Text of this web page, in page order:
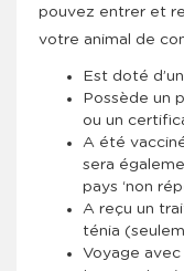
pouvez entrer et
votre animal de
Est doté
Possède un
ou un
A été
sera
pays ‘non
A reçu un
ténia
Voyage avec